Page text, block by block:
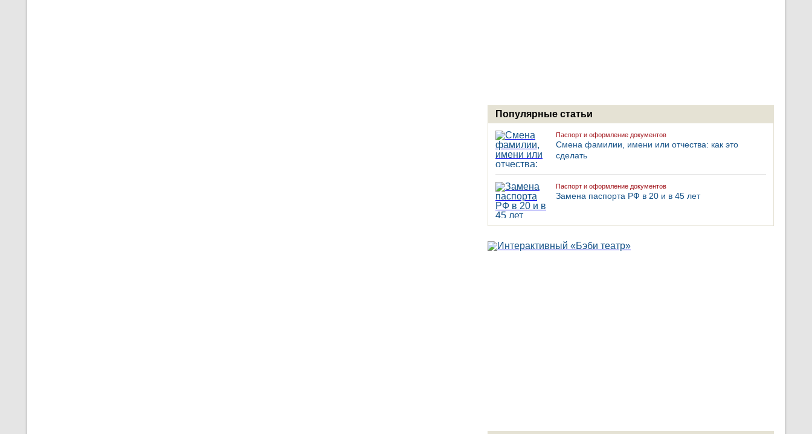
Популярные статьи
Паспорт и оформление документов
Смена фамилии, имени или отчества: как это
сделать
Паспорт и оформление документов
Замена паспорта РФ в 20 и в 45 лет